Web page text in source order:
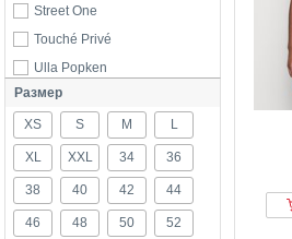
Street One
Touché Privé
Ulla Popken
Размер
XS S M L
XL XXL 34 36
38 40 42 44
46 48 50 52